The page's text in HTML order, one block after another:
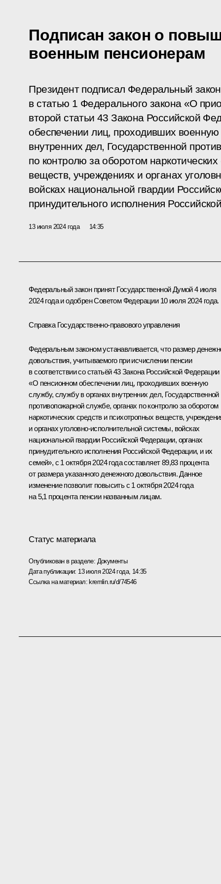
Подписан закон о
военным пенсионерам
Президент подписал Федеральный
в статью 1 Федерального закона «О
второй статьи 43 Закона Российской
обеспечении лиц, проходивших военную
внутренних дел, Государственной
по контролю за оборотом
веществ, учреждениях и органах
войсках национальной гвардии
принудительного исполнения
13 июля 2024 года 14:35
Федеральный закон принят Государственной Думой 4 июля
2024 года и одобрен Советом Федерации 10 июля 2024 года.
Справка Государственно-правового управления
Федеральным законом устанавливается, что размер
довольствия, учитываемого при исчислении пенсии
в соответствии со статьёй 43 Закона Российской Федерации
«О пенсионном обеспечении лиц, проходивших военную
службу, службу в органах внутренних дел, Государственной
противопожарной службе, органах по контролю за оборотом
наркотических средств и психотропных веществ,
и органах уголовно-исполнительной системы, войсках
национальной гвардии Российской Федерации, органах
принудительного исполнения Российской Федерации, и их
семей», с 1 октября 2024 года составляет 89,83 процента
от размера указанного денежного довольствия. Данное
изменение позволит повысить с 1 октября 2024 года
на 5,1 процента пенсии названным лицам.
Статус материала
Опубликован в разделе: Документы
Дата публикации: 13 июля 2024 года, 14:35
Ссылка на материал: kremlin.ru/d/74546